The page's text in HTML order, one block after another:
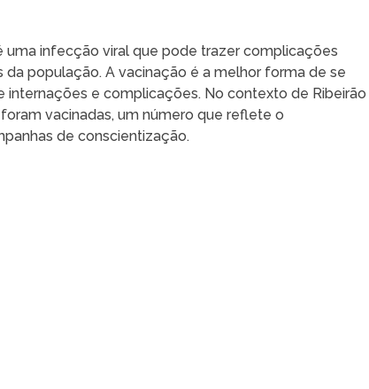
infecção viral que pode trazer complicações
população. A vacinação é a melhor forma de se
e complicações. No contexto de Ribeirão
vacinadas, um número que reflete o
de conscientização.